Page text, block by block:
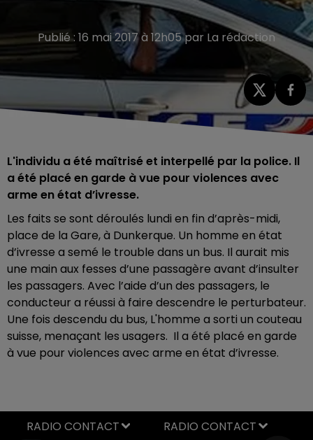
Publié : 16 mai 2017 à 12h05 par La rédaction
L'individu a été maîtrisé et interpellé par la police. Il
a été placé en garde à vue pour violences avec
arme en état d’ivresse.
Les faits se sont déroulés lundi en fin d’après-midi,
place de la Gare, à Dunkerque. Un homme en état
d’ivresse a semé le trouble dans un bus. Il aurait mis
une main aux fesses d’une passagère avant d’insulter
les passagers. Avec l’aide d’un des passagers, le
conducteur a réussi à faire descendre le perturbateur.
Une fois descendu du bus, L'homme a sorti un couteau
suisse, menaçant les usagers. Il a été placé en garde
à vue pour violences avec arme en état d’ivresse.
RADIO CONTACT